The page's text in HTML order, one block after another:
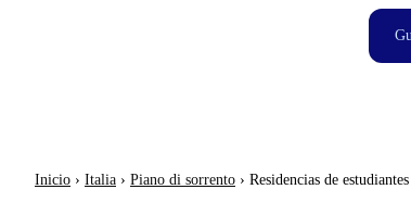
Inicio › Italia › Piano di sorrento › Residencias de estudiantes